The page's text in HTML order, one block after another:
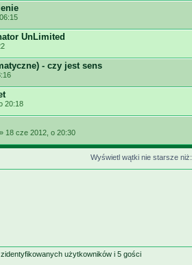
UnLimited
- czy jest sens
20:18
» 18 cze 2012, o 20:30
Wyświetl wątki nie starsze niż:
użytkowników i 5 gości